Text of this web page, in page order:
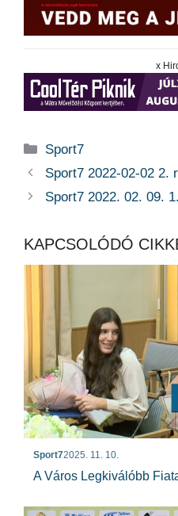
x
Kategória
Sport7
Sport7 2022-02-02 2.
Sport7 2022. 02. 09.
KAPCSOLÓDÓ
Sport72025. 11. 10.
A Város Legkiválóbb